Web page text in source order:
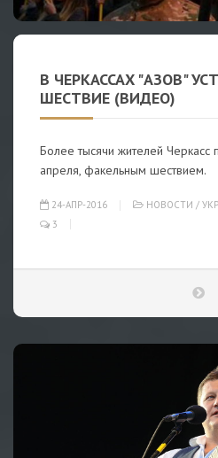
В ЧЕРКАССАХ "АЗОВ"
ШЕСТВИЕ (ВИДЕО)
Более тысячи жителей Черкасс
апреля, факельным шествием.
24-АПР-2016 НОВОСТИ /
3